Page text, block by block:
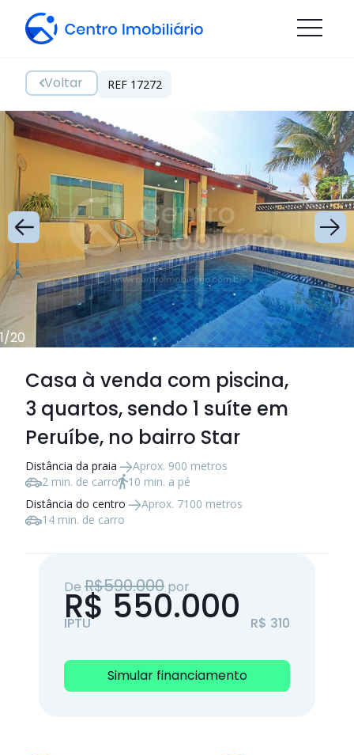
Voltar REF 17272
1/20
Casa à venda com piscina,
3 quartos, sendo 1 suíte em
Peruíbe, no bairro Star
Distância da praia
Aprox. 900 metros
2 min. de carro
10 min. a pé
Distância do centro
Aprox. 7100 metros
14 min. de carro
De R$590.000 por
R$ 550.000
IPTU R$ 310
Simular financiamento